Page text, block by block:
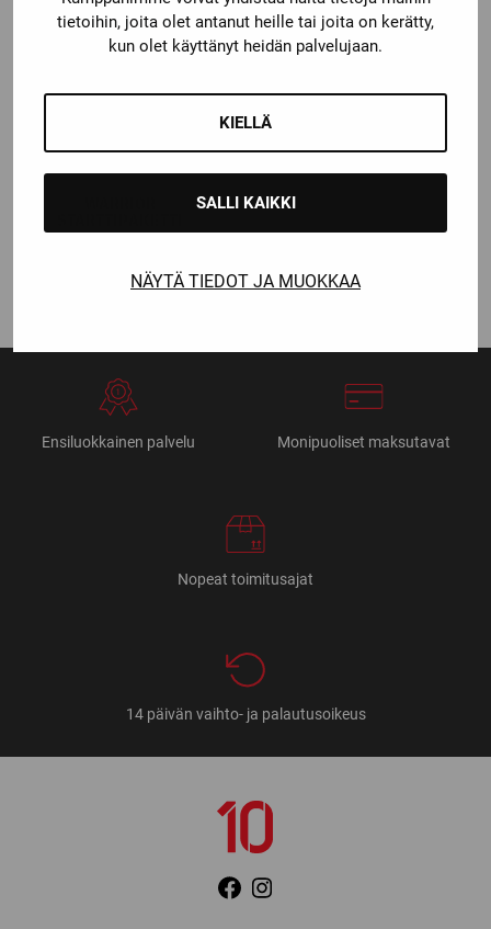
tietoihin, joita olet antanut heille tai joita on kerätty,
kun olet käyttänyt heidän palvelujaan.
KIELLÄ
SALLI KAIKKI
NÄYTÄ TIEDOT JA MUOKKAA
Ensiluokkainen palvelu Monipuoliset maksutavat
Nopeat toimitusajat
14 päivän vaihto- ja palautusoikeus